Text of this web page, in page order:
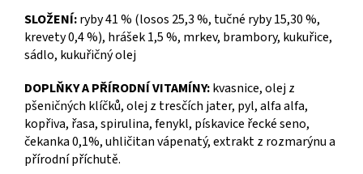
SLOŽENÍ:ryby 41 % (losos 25,3 %, tučné ryby 15,30 %,
krevety 0,4 %), hrášek 1,5 %, mrkev, brambory, kukuřice,
sádlo, kukuřičný olej
DOPLŇKY A PŘÍRODNÍ VITAMÍNY:kvasnice, olej z
pšeničných klíčků, olej z tresčích jater, pyl, alfa alfa,
kopřiva, řasa, spirulina, fenykl, pískavice řecké seno,
čekanka 0,1%, uhličitan vápenatý, extrakt z rozmarýnu a
přírodní příchutě.